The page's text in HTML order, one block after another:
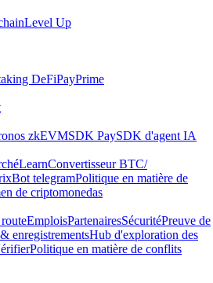
Level Up
DeFiPayPrime
zkEVMSDK PaySDK d'agent IA
LearnConvertisseur BTC/
Bot telegramPolitique en matière de
de criptomonedas
EmploisPartenairesSécuritéPreuve de
enregistrementsHub d'exploration des
Politique en matière de conflits